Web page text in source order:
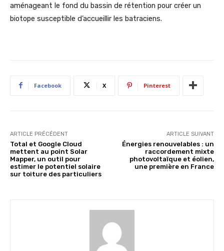
aménageant le fond du bassin de rétention pour créer un
biotope susceptible d’accueillir les batraciens.
Facebook X Pinterest
ARTICLE PRÉCÉDENT
Total et Google Cloud
mettent au point Solar
Mapper, un outil pour
estimer le potentiel solaire
sur toiture des particuliers
ARTICLE SUIVANT
Énergies renouvelables : un
raccordement mixte
photovoltaïque et éolien,
une première en France